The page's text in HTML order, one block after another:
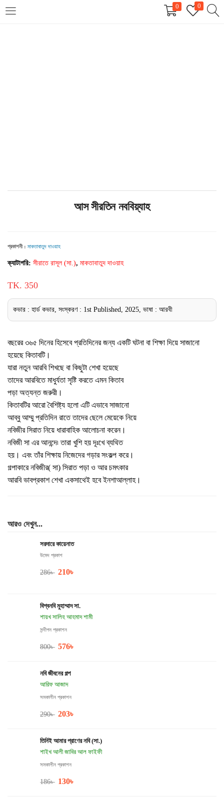
0
0
REGISTER
আস সীরতিন নববিয়্যাহ
প্রকাশনী : মাকতাবাতুদ দাওয়াহ
ক্যাটাগরি: সীরাতে রাসূল (সা.), মাকতাবাতুদ দাওয়াহ
TK. 350
কভার : হার্ড কভার, সংস্করণ : 1st Published, 2025, ভাষা : আরবী
বছরের ৩৬৫ দিনের হিসেবে প্রতিদিনের জন্য একটি ঘটনা বা শিক্ষা দিয়ে সাজানো
হয়েছে কিতাবটি।
যারা নতুন আরবি শিখছে বা কিছুটা শেখা হয়েছে
তাদের আরবিতে মাধুর্যতা সৃষ্টি করতে এমন কিতাব
পড়া অত্যন্ত জরুরী।
কিতাবটির আরো বৈশিষ্ট্য হলো এটি এভাবে সাজানো
আব্বু আম্মু প্রতিদিন রাতে তাদের ছেলে মেয়েকে নিয়ে
নবিজীর সিরাত নিয়ে ধারাবাহিক আলোচনা করেন।
নবিজী সা এর আনন্দে৷ তারা খুশি হয় দূঃখে ব্যথিত
হয়। এবং তাঁর শিক্ষায় নিজেদের গড়ার সংকল্প করে।
গল্পাকারে নবিজীর( সা) সিরাত পড়া ও আর চমৎকার
আরবি ভাবপ্রকাশ শেখা একসাথেই হবে ইনশাআল্লাহ।
আরও দেখুন...
সরদারে কায়েনাত
উমেদ প্রকাশ
286৳ 210৳
বিশ্বনবি মুহাম্মাদ সা.
শায়খ সালিহ আহমাদ শামী
সন্দীপন প্রকাশন
800৳ 576৳
নবি জীবনের গল্প
আরিফ আজাদ
সমকালীন প্রকাশন
290৳ 203৳
তিনিই আমার প্রাণের নবি (সা.)
শাইখ আলী জাবির আল ফাইফী
সমকালীন প্রকাশন
186৳ 130৳